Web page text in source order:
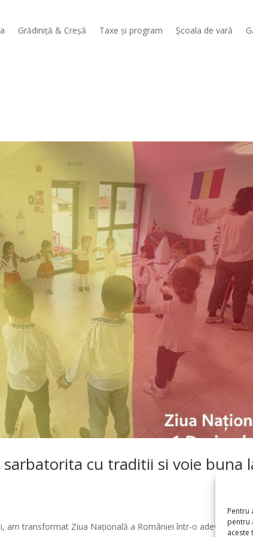
Pentru
pentru
aceste
Grădiniță & Creșă Taxe și program Școala de vară
cu traditii si voie buna
am transformat Ziua Națională a României într-o adevărată